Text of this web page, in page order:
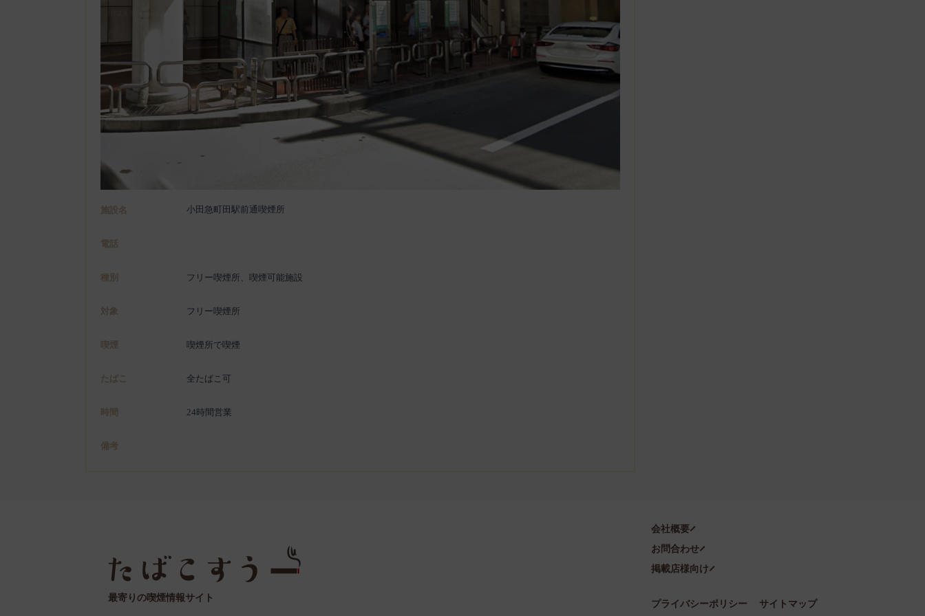
施設名 小田急町田駅前通喫煙所
電話
種別 フリー喫煙所、喫煙可能施設
対象 フリー喫煙所
喫煙 喫煙所で喫煙
たばこ 全たばこ可
時間 24時間営業
備考
最寄りの喫煙情報サイト
会社概要
お問合わせ
掲載店様向け
プライバシーポリシー サイトマップ